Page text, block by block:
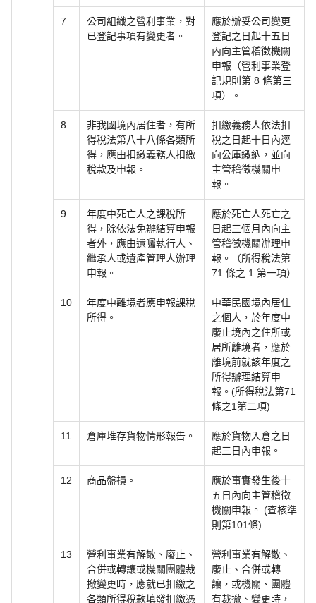
7
公司組織之營利事業，對
已登記事項有變更者。
應於辦妥公司變更
登記之日起十五日
內向主管稽徵機關
申報（營利事業登
記規則第 8 條第三
項）。
8
非我國境內居住者，有所
得稅法第八十八條各類所
得，應由扣繳義務人扣繳
稅款及申報。
扣繳義務人依法扣
稅之日起十日內逕
向公庫繳納，並向
主管稽徵機關申
報。
9
年度中死亡人之課稅所
得，除依法免辦結算申報
者外，應由遺囑執行人、
繼承人或遺產管理人辦理
申報。
應於死亡人死亡之
日起三個月內向主
管稽徵機關辦理申
報。（所得稅法第
71 條之 1 第一項）
10
年度中離境者應申報課稅
所得。
中華民國境內居住
之個人，於年度中
廢止境內之住所或
居所離境者，應於
離境前就該年度之
所得辦理結算申
報。(所得稅法第71
條之1第二項)
11 倉庫堆存貨物情形報告。
應於貨物入倉之日
起三日內申報。
12 商品盤損。
應於事實發生後十
五日內向主管稽徵
機關申報。 (查核準
則第101條)
13
營利事業有解散、廢止、
合併或轉讓或機關團體裁
撤變更時，應就已扣繳之
各類所得稅款填發扣繳憑
營利事業有解散、
廢止、合併或轉
讓，或機關、團體
有裁撤、變更時，